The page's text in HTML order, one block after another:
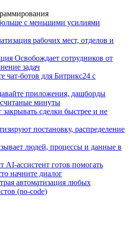
с меньшими усилиями
рабочих мест, отделов и
Освобождает сотрудников от
задач
чат-ботов для Битрикс24 с
приложения, дашборды
считаные минуты
сделки быстрее и не
постановку, распределение
людей, процессы и данные в
AI-ассистент готов помогать
начните диалог
автоматизация любых
(no-code)